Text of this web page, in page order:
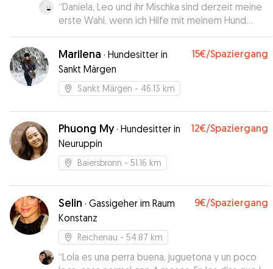
“Daniela, Leo und ihr Mischka sind derzeit meine
erste Wahl, wenn ich Hilfe mit meinem Hund
benötige. Super freundlich, offen,
verantwortungsbewusst und flexible Leute mit
vielen Auslaufmöglichkeiten.
Marilena · Hundesitter in
Sankt Märgen
15€/Spaziergang
Sankt Märgen - 46.13 km
Phuong My· Hundesitter in
Neuruppin
12€/Spaziergang
Baiersbronn - 51.16 km
Selin · Gassigeher im Raum
Konstanz
9€/Spaziergang
Reichenau - 54.87 km
“Lola es una perra buena, juguetona y un poco